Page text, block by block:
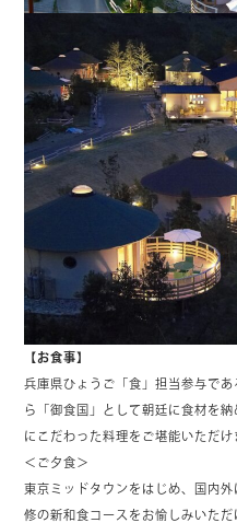
【お食事】
兵庫県ひょうご「食」担当参与で
ら「御食国」として朝廷に食材を
にこだわった料理をご堪能いただけ
＜ご夕食＞
東京ミッドタウンをはじめ、国内
修の新和食コースをお愉しみいた